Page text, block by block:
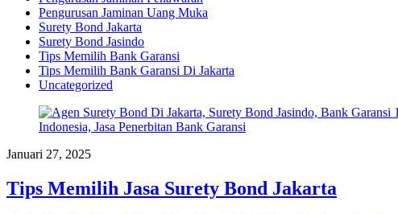
Pengurusan Jaminan Uang Muka
Surety Bond Jakarta
Surety Bond Jasindo
Tips Memilih Bank Garansi
Tips Memilih Bank Garansi Di Jakarta
Uncategorized
Januari 27, 2025
Tips Memilih Jasa Surety Bond Jakarta